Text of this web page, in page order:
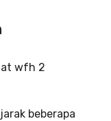
beberapa